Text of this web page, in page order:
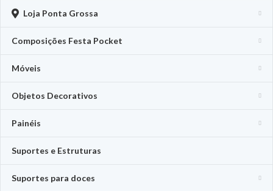
Loja Ponta Grossa
Composições Festa Pocket
Móveis
Objetos Decorativos
Painéis
Suportes e Estruturas
Suportes para doces